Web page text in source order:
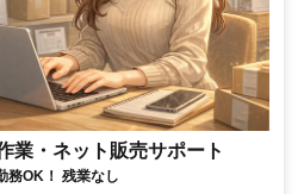
業・ネット販売サポート
務OK！ 残業なし